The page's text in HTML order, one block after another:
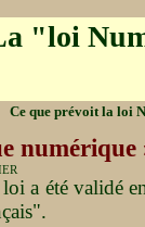
"loi
que prévoit la loi
numérique
a été validé